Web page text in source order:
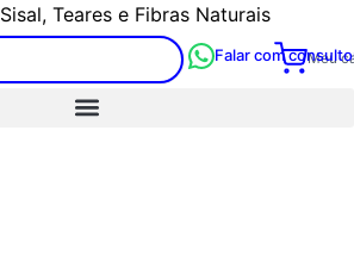
Sisal, Teares e Fibras Naturais
Meu
Falar com